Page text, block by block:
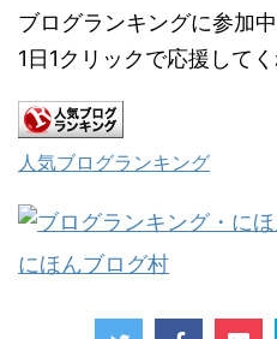
ブログランキングに参加中
1日1クリックで応援して
人気ブログランキング
にほんブログ村